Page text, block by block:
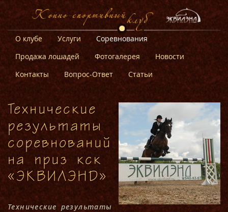
О клубе Услуги
Соревнования
Продажа лошадей
Фотогалерея
Новости
Контакты
Вопрос-Ответ Статьи
Технические
результаты
соревнований
на приз кск
«ЭКВИЛЭНД»
Технические результаты